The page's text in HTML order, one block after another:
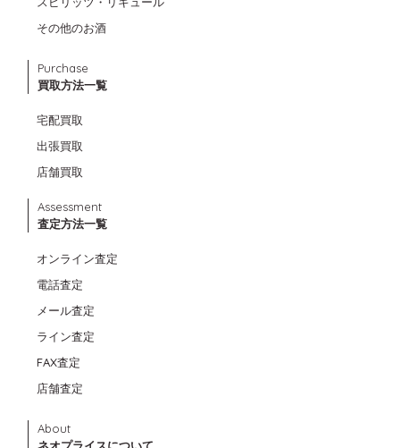
その他のお酒
Purchase
買取方法一覧
宅配買取
出張買取
店舗買取
Assessment
査定方法一覧
オンライン査定
電話査定
メール査定
ライン査定
FAX査定
店舗査定
About